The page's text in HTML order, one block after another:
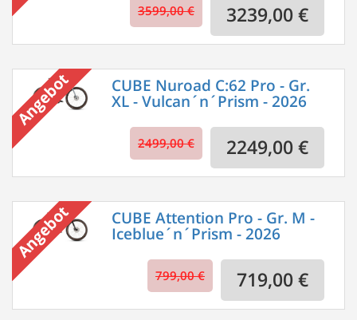
3599,00 € 3239,00 €
CUBE Nuroad C:62 Pro - Gr.
XL - Vulcan´n´Prism - 2026
2499,00 € 2249,00 €
CUBE Attention Pro - Gr. M -
Iceblue´n´Prism - 2026
799,00 € 719,00 €